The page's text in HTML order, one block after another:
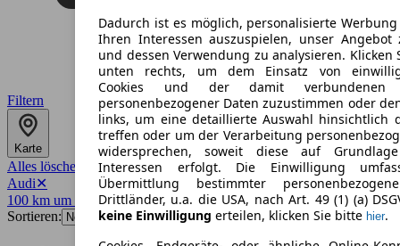
Filtern
Karte
Alles löschen
Audi✕
100 km um 44137✕
Sortieren:
Dadurch ist es möglich, personalisierte
Ihren Interessen auszuspielen, unser Angebot
und dessen Verwendung zu analysieren. Klicken
unten rechts, um dem Einsatz von
Cookies und der damit verbundenen
personenbezogener Daten zuzustimmen oder
links, um eine detaillierte Auswahl hinsichtlich
treffen oder um der Verarbeitung
widersprechen, soweit diese auf
Interessen erfolgt. Die Einwilligung
Übermittlung bestimmter
Drittländer, u.a. die USA, nach Art. 49 (1) (a)
keine Einwilligung erteilen, klicken Sie bitte hier.